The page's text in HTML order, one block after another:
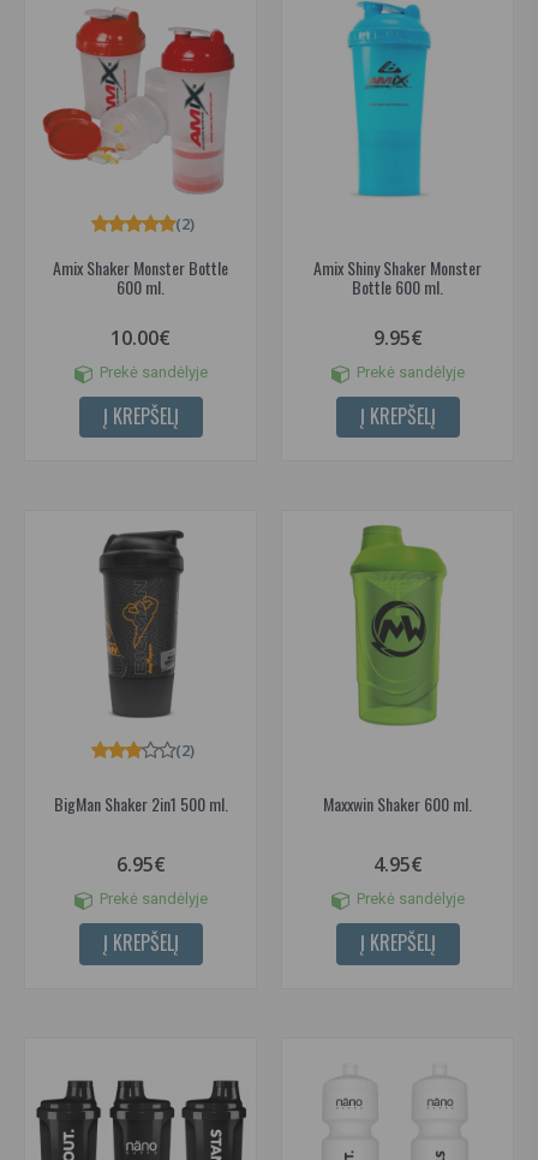
Amix Shaker Monster Bottle
600 ml.
(2)
10.00€
Prekė sandėlyje
Į KREPŠELĮ
Amix Shiny Shaker Monster
Bottle 600 ml.
9.95€
Prekė sandėlyje
Į KREPŠELĮ
BigMan Shaker 2in1 500 ml.
(2)
6.95€
Prekė sandėlyje
Į KREPŠELĮ
Maxxwin Shaker 600 ml.
4.95€
Prekė sandėlyje
Į KREPŠELĮ